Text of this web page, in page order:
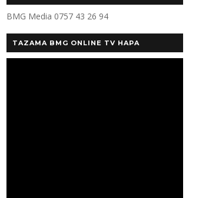
BMG Media 0757 43 26 94
TAZAMA BMG ONLINE TV HAPA